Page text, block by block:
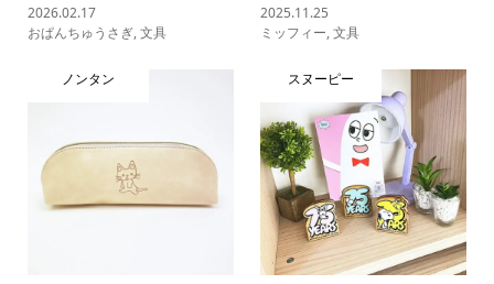
2026.02.17
おぱんちゅうさぎ,文具
2025.11.25
ミッフィー,文具
ノンタン スヌーピー